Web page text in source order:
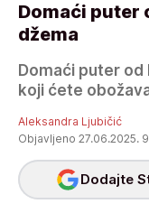
Domaći puter
džema
Domaći puter
koji ćete
Aleksandra Ljubičić
Objavljeno 27.06.2025.
Dodajte